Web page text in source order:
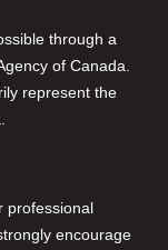
through a
of Canada.
represent the
professional
encourage